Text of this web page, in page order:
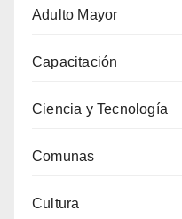
Adulto Mayor
Capacitación
Ciencia y Tecnología
Comunas
Cultura